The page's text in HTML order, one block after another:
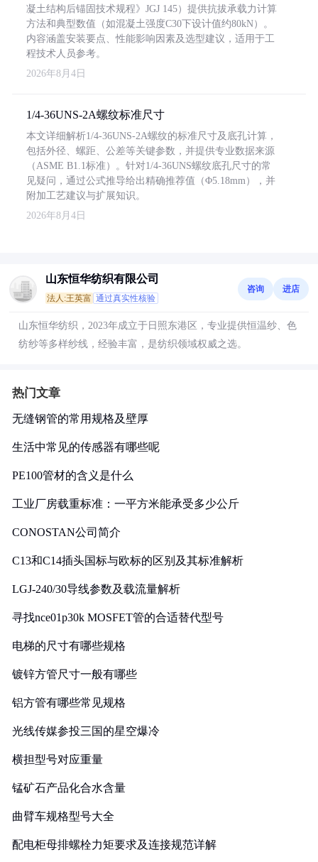
凝土结构后锚固技术规程》JGJ 145）提供抗拔承载力计算
方法和典型数值（如混凝土强度C30下设计值约80kN）。
内容涵盖安装要点、性能影响因素及选型建议，适用于工
程技术人员参考。
2026年8月4日
1/4-36UNS-2A螺纹标准尺寸
本文详细解析1/4-36UNS-2A螺纹的标准尺寸及底孔计算，
包括外径、螺距、公差等关键参数，并提供专业数据来源
（ASME B1.1标准）。针对1/4-36UNS螺纹底孔尺寸的常
见疑问，通过公式推导给出精确推荐值（Φ5.18mm），并
附加工艺建议与扩展知识。
2026年8月4日
山东恒华纺织有限公司
法人:王英富 通过真实性核验
咨询 进店
山东恒华纺织，2023年成立于日照东港区，专业提供恒温纱、色
纺纱等多样纱线，经验丰富，是纺织领域权威之选。
热门文章
无缝钢管的常用规格及壁厚
生活中常见的传感器有哪些呢
PE100管材的含义是什么
工业厂房载重标准：一平方米能承受多少公斤
CONOSTAN公司简介
C13和C14插头国标与欧标的区别及其标准解析
LGJ-240/30导线参数及载流量解析
寻找nce01p30k MOSFET管的合适替代型号
电梯的尺寸有哪些规格
镀锌方管尺寸一般有哪些
铝方管有哪些常见规格
光线传媒参投三国的星空爆冷
横担型号对应重量
锰矿石产品化合水含量
曲臂车规格型号大全
配电柜母排螺栓力矩要求及连接规范详解